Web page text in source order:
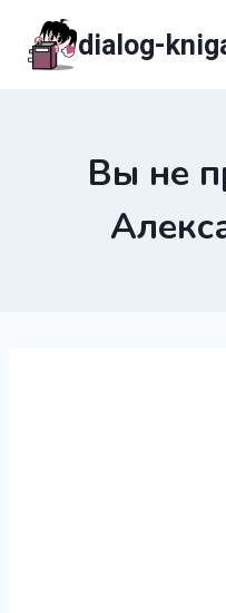
содержимому
dialog-
Вы не